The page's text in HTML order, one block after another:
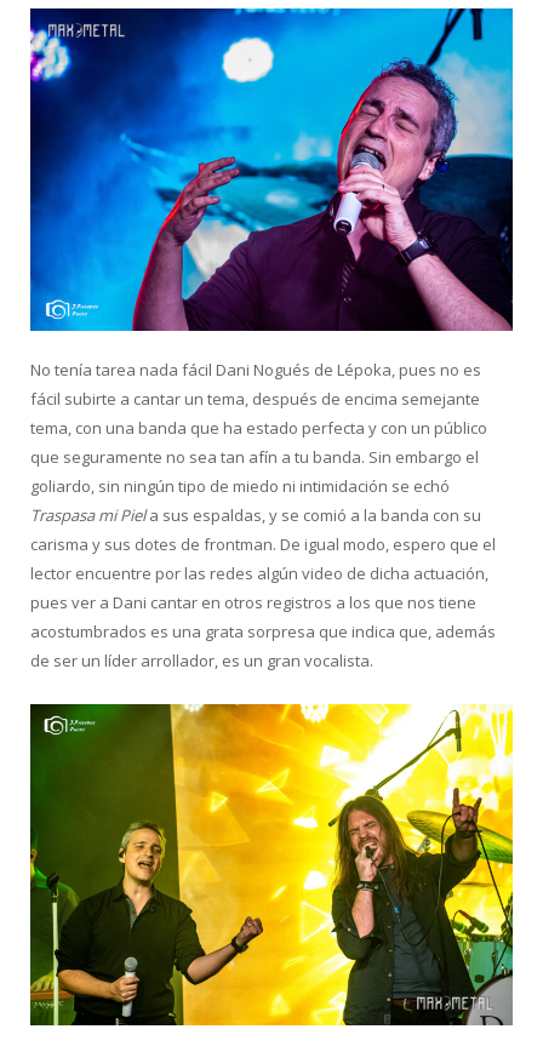
No tenía tarea nada fácil Dani Nogués de Lépoka, pues no es
fácil subirte a cantar un tema, después de encima semejante
tema, con una banda que ha estado perfecta y con un público
que seguramente no sea tan afín a tu banda. Sin embargo el
goliardo, sin ningún tipo de miedo ni intimidación se echó
Traspasa mi Piela sus espaldas, y se comió a la banda con su
carisma y sus dotes de frontman. De igual modo, espero que el
lector encuentre por las redes algún video de dicha actuación,
pues ver a Dani cantar en otros registros a los que nos tiene
acostumbrados es una grata sorpresa que indica que, además
de ser un líder arrollador, es un gran vocalista.